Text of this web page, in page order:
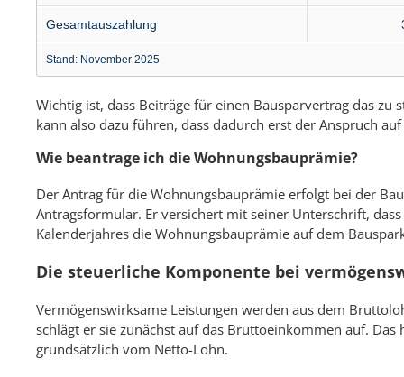
Stand: November 2025
Gesamt­auszahlung
Wichtig ist, dass Beiträge für einen Bausparvertrag das
kann also dazu führen, dass dadurch erst der Anspruch
Wie beantrage ich die Wohnungsbauprämie?
Der Antrag für die Wohnungsbauprämie erfolgt bei der
Antragsformular. Er versichert mit seiner Unterschrift,
Kalenderjahres die Wohnungsbauprämie auf dem
Die steuerliche Komponente bei
Vermögenswirksame Leistungen werden aus dem
schlägt er sie zunächst auf das Bruttoeinkommen auf.
grundsätzlich vom Netto-Lohn.